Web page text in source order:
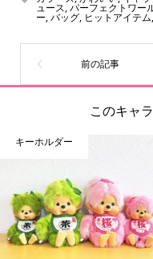
ーをいち早く皆さんに
ュース,パーフェクトワー
ー,バッグ, ヒットアイテム,
このキャ
キーホルダー